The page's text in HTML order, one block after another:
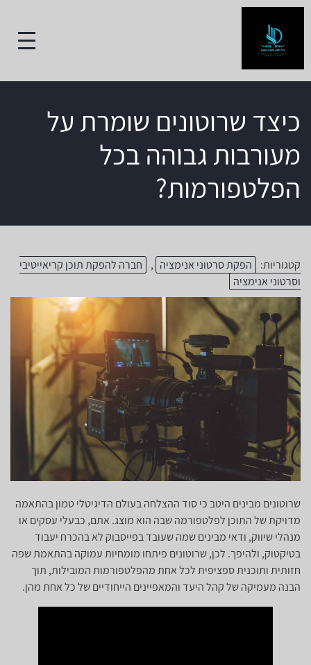
כיצד שרוטונים שומרת על
מעורבות גבוהה בכל
הפלטפורמות?
קטגוריות: הפקת סרטוני אנימציה ,
חברה להפקת תוכן קריאייטיבי
וסרטוני אנימציה
שרוטונים מבינים היטב כי סוד ההצלחה בעולם הדיגיטלי טמון בהתאמה
מדויקת של התוכן לפלטפורמה שבה הוא מוצג. אתם, כבעלי עסקים או
מנהלי שיווק, ודאי מבינים שמה שעובד בפייסבוק לא בהכרח יעבוד
בטיקטוק, ולהיפך. לכן, שרוטונים פיתחו מומחיות עמוקה בהתאמת שפה
חזותית ותוכנית ספציפית לכל אחת מהפלטפורמות המובילות, תוך
הבנה מעמיקה של קהל היעד והמאפיינים הייחודיים של כל אחת מהן.